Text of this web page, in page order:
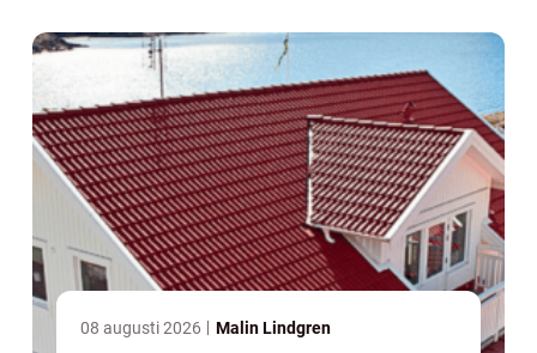
08 augusti 2026 Malin Lindgren